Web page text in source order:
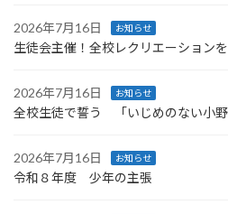
2026年7月16日 お知らせ
生徒会主催！全校レクリエーション
2026年7月16日 お知らせ
全校生徒で誓う 「いじめのない小野
2026年7月16日 お知らせ
令和８年度 少年の主張